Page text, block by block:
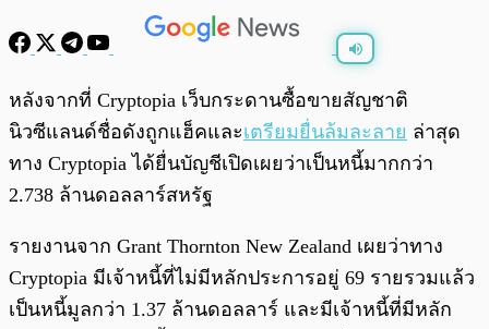
พร้อมเล่น /
หลังจากที่ Cryptopia เว็บกระดานซื้อขายสัญชาติ
นิวซีแลนด์ชื่อดังถูกแฮ็คและเตรียมยื่นล้มละลาย ล่าสุด
ทาง Cryptopia ได้ยื่นบัญชีเปิดเผยว่าเป็นหนี้มากกว่า
2.738 ล้านดอลลาร์สหรัฐ
รายงานจาก Grant Thornton New Zealand เผยว่าทาง
Cryptopia มีเจ้าหนี้ที่ไม่มีหลักประการอยู่ 69 รายรวมแล้ว
เป็นหนี้มูลกว่า 1.37 ล้านดอลลาร์ และมีเจ้าหนี้ที่มีหลัก